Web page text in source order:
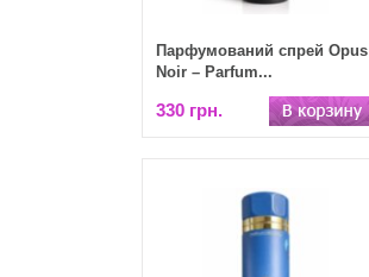
Парфумований спрей Opus
Noir – Parfum...
330 грн.